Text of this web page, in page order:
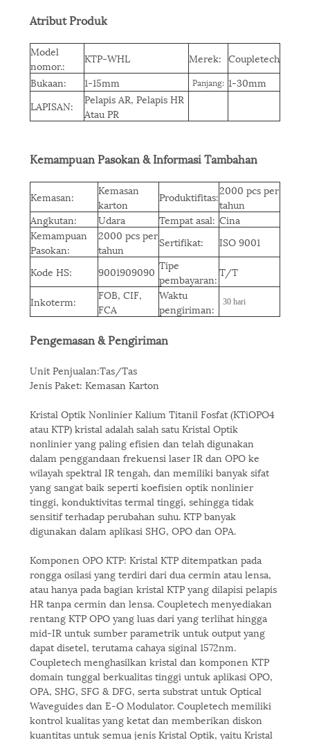
Atribut Produk
Model
nomor.:
KTP-WHL Merek: Coupletech
Bukaan:
1-15mm Panjang: 1-30mm
LAPISAN:
Pelapis AR, Pelapis HR
Atau PR
Kemampuan Pasokan & Informasi Tambahan
Kemasan:
Kemasan
karton
Produktifitas:2000 pcs per
tahun
Angkutan:
Udara Tempat asal: Cina
Kemampuan
Pasokan:
2000 pcs per
tahun
Sertifikat: ISO 9001
Kode HS: 9001909090 Tipe
pembayaran:
T/T
Inkoterm:
FOB, CIF,
FCA
Waktu
pengiriman:
30 hari
Pengemasan & Pengiriman
Unit Penjualan:Tas/Tas
Jenis Paket: Kemasan Karton
Kristal Optik Nonlinier Kalium Titanil Fosfat (KTiOPO4
atau KTP) kristal adalah salah satu Kristal Optik
nonlinier yang paling efisien dan telah digunakan
dalam penggandaan frekuensi laser IR dan OPO ke
wilayah spektral IR tengah, dan memiliki banyak sifat
yang sangat baik seperti koefisien optik nonlinier
tinggi, konduktivitas termal tinggi, sehingga tidak
sensitif terhadap perubahan suhu. KTP banyak
digunakan dalam aplikasi SHG, OPO dan OPA.
Komponen OPO KTP: Kristal KTP ditempatkan pada
rongga osilasi yang terdiri dari dua cermin atau lensa,
atau hanya pada bagian kristal KTP yang dilapisi pelapis
HR tanpa cermin dan lensa. Coupletech menyediakan
rentang KTP OPO yang luas dari yang terlihat hingga
mid-IR untuk sumber parametrik untuk output yang
dapat disetel, terutama cahaya siginal 1572nm.
Coupletech menghasilkan kristal dan komponen KTP
domain tunggal berkualitas tinggi untuk aplikasi OPO,
OPA, SHG, SFG & DFG, serta substrat untuk Optical
Waveguides dan E-O Modulator. Coupletech memiliki
kontrol kualitas yang ketat dan memberikan diskon
kuantitas untuk semua jenis Kristal Optik, yaitu Kristal